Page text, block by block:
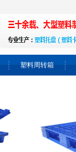
塑料周转箱